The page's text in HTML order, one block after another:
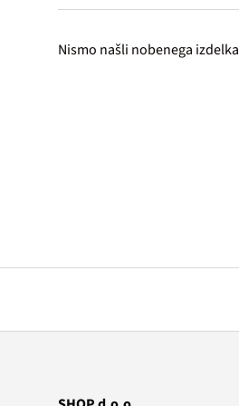
Nismo našli nobenega izdelka